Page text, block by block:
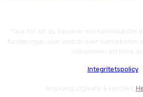
Integritetspolicy